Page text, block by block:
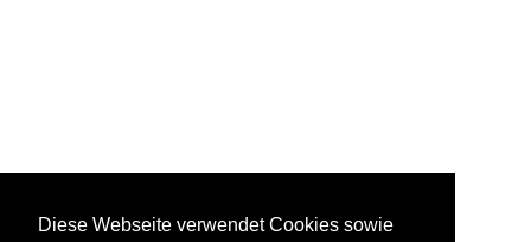
Diese Webseite verwendet Cookies sowie